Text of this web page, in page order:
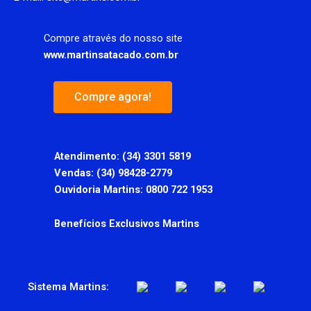
Compre através do nosso site
www.martinsatacado.com.br
Compre agora!
Atendimento: (34) 3301 5819
Vendas: (34) 98428-2779
Ouvidoria Martins: 0800 722 1953
Benefícios Exclusivos Martins
Sistema Martins: